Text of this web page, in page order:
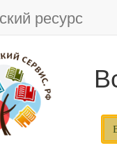
ресурс